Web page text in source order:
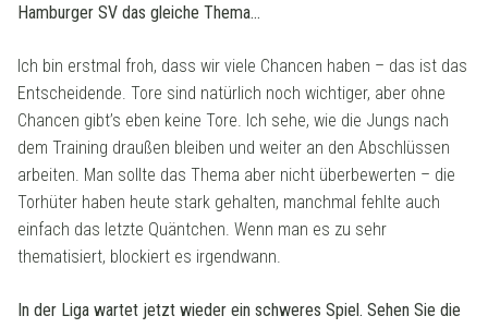
Hamburger SV das gleiche Thema…
Ich bin erstmal froh, dass wir viele Chancen haben – das ist das
Entscheidende. Tore sind natürlich noch wichtiger, aber ohne
Chancen gibt’s eben keine Tore. Ich sehe, wie die Jungs nach
dem Training draußen bleiben und weiter an den Abschlüssen
arbeiten. Man sollte das Thema aber nicht überbewerten – die
Torhüter haben heute stark gehalten, manchmal fehlte auch
einfach das letzte Quäntchen. Wenn man es zu sehr
thematisiert, blockiert es irgendwann.
In der Liga wartet jetzt wieder ein schweres Spiel. Sehen Sie die